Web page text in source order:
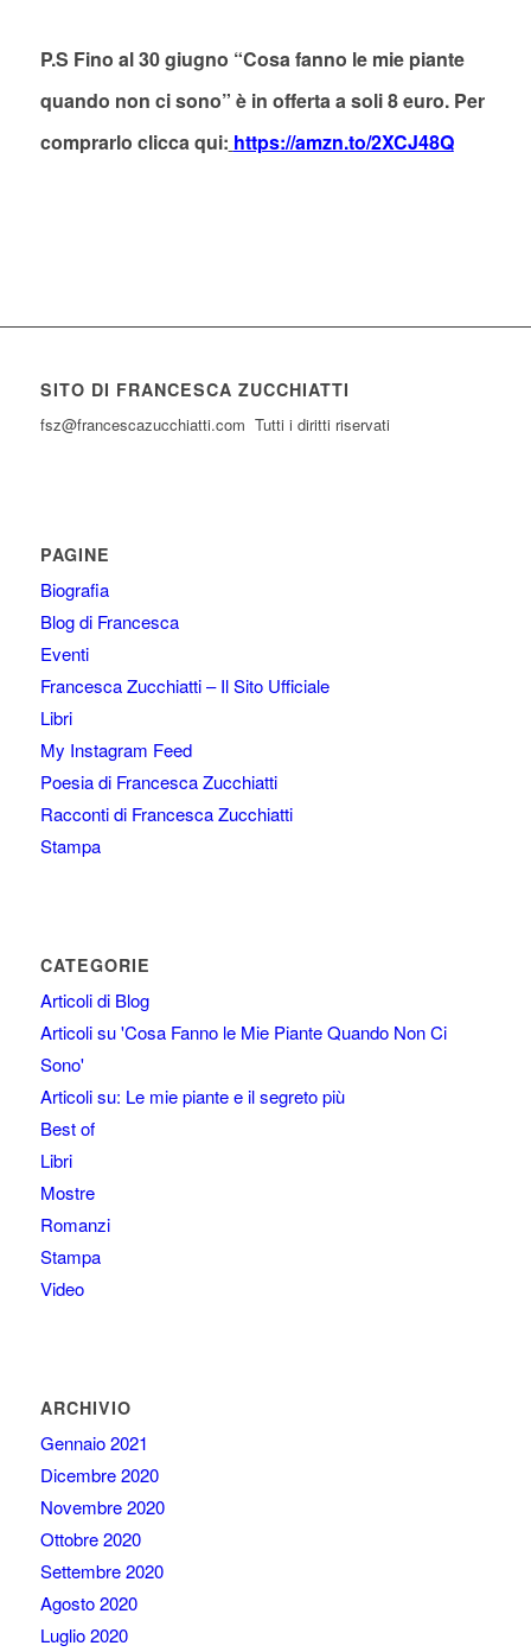
P.S Fino al 30 giugno “Cosa fanno le mie piante
quando non ci sono” è in offerta a soli 8 euro. Per
comprarlo clicca qui: https://amzn.to/2XCJ48Q
SITO DI FRANCESCA ZUCCHIATTI
fsz@francescazucchiatti.com Tutti i diritti riservati
PAGINE
Biografia
Blog di Francesca
Eventi
Francesca Zucchiatti – Il Sito Ufficiale
Libri
My Instagram Feed
Poesia di Francesca Zucchiatti
Racconti di Francesca Zucchiatti
Stampa
CATEGORIE
Articoli di Blog
Articoli su 'Cosa Fanno le Mie Piante Quando Non Ci
Sono'
Articoli su: Le mie piante e il segreto più
Best of
Libri
Mostre
Romanzi
Stampa
Video
ARCHIVIO
Gennaio 2021
Dicembre 2020
Novembre 2020
Ottobre 2020
Settembre 2020
Agosto 2020
Luglio 2020